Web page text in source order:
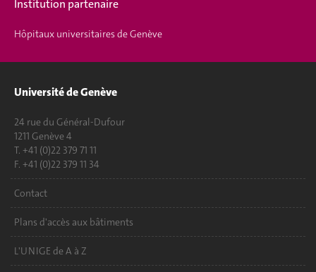
Institution partenaire
Hôpitaux universitaires de Genève
Université de Genève
24 rue du Général-Dufour
1211 Genève 4
T. +41 (0)22 379 71 11
F. +41 (0)22 379 11 34
Contact
Plans d'accès aux bâtiments
L'UNIGE de A à Z